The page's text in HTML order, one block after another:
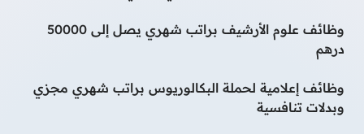
وظائف علوم الأرشيف براتب شهري يصل إلى 50000
درهم
وظائف إعلامية لحملة البكالوريوس براتب شهري مجزي
وبدلات تنافسية